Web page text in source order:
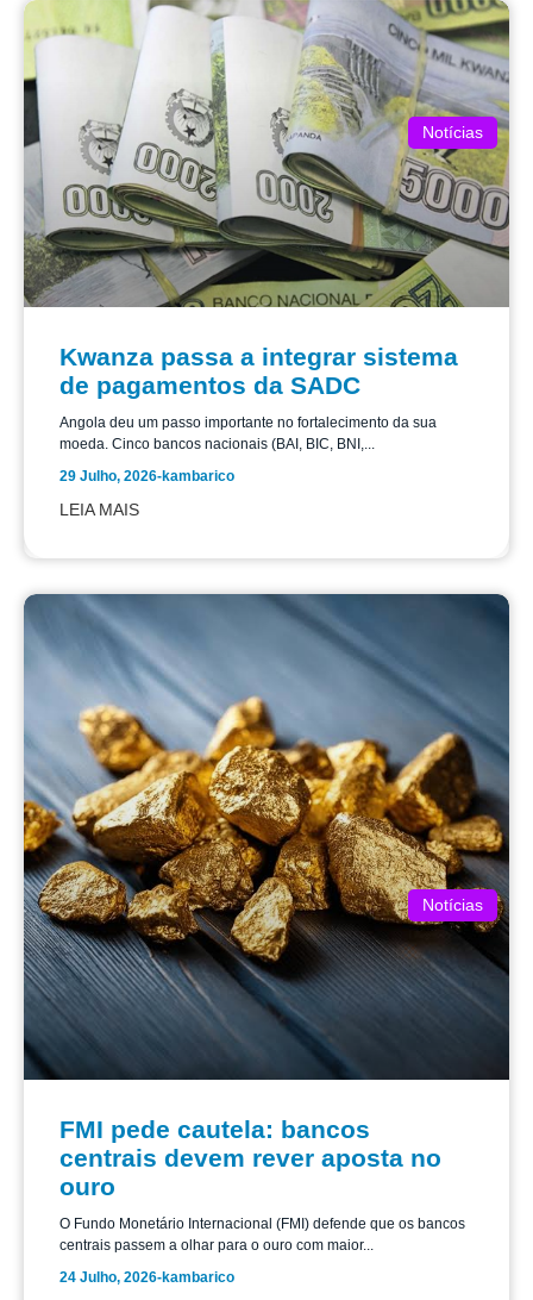
Notícias
Kwanza passa a integrar sistema
de pagamentos da SADC
Angola deu um passo importante no fortalecimento da sua
moeda. Cinco bancos nacionais (BAI, BIC, BNI,...
29 Julho, 2026-kambarico
LEIA MAIS
Notícias
FMI pede cautela: bancos
centrais devem rever aposta no
ouro
O Fundo Monetário Internacional (FMI) defende que os bancos
centrais passem a olhar para o ouro com maior...
24 Julho, 2026-kambarico